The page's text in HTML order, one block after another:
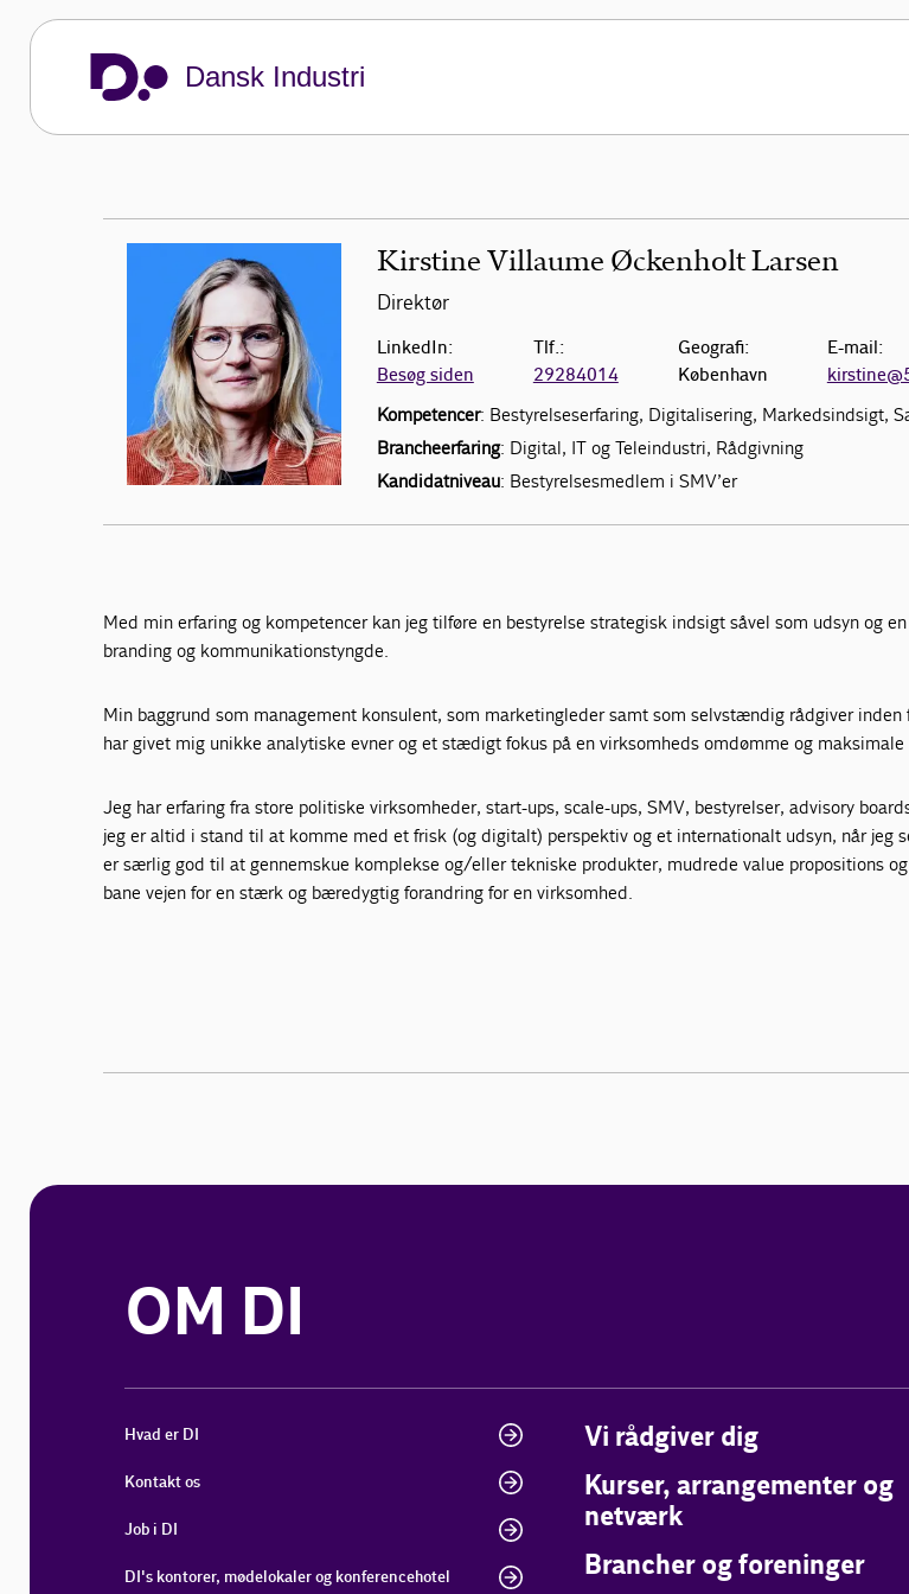
Dansk Industri
Kirstine Villaume Øckenholt Larsen
Direktør
LinkedIn:
Besøg siden
Tlf.:
29284014
Geografi:
København
E-mail:
Kompetencer: Bestyrelseserfaring, Digitalisering, Markedsindsigt,
Brancheerfaring: Digital, IT og Teleindustri, Rådgivning
Kandidatniveau: Bestyrelsesmedlem i SMV’er
Med min erfaring og kompetencer kan jeg tilføre en bestyrelse strategisk indsigt såvel som udsyn og
branding og kommunikationstyngde.
Min baggrund som management konsulent, som marketingleder samt som selvstændig rådgiver
har givet mig unikke analytiske evner og et stædigt fokus på en virksomheds omdømme og
Jeg har erfaring fra store politiske virksomheder, start-ups, scale-ups, SMV, bestyrelser, advisory
jeg er altid i stand til at komme med et frisk (og digitalt) perspektiv og et internationalt udsyn, når
er særlig god til at gennemskue komplekse og/eller tekniske produkter, mudrede value propositions
bane vejen for en stærk og bæredygtig forandring for en virksomhed.
OM DI
Hvad er DI
Kontakt os
Job i DI
DI's kontorer, mødelokaler og konferencehotel
Vi rådgiver dig
Kurser, arrangementer og
netværk
Brancher og foreninger